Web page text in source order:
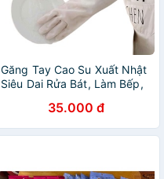
Găng Tay Cao Su Xuất Nhật
Siêu Dai Rửa Bát, Làm Bếp,
chun 10122535.000 đ